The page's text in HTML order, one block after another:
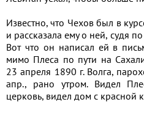
Известно, что Чехов был в
и рассказала ему о ней, судя
Вот что он написал ей в
мимо Плеса по пути на
23 апреля 1890 г. Волга,
апр., рано утром. Видел
церковь, видел дом с красной